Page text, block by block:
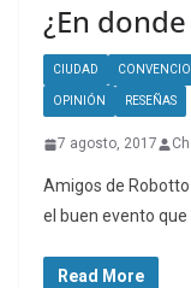
¿En
CIUDAD
OPINIÓN RESEÑAS
7 agosto, 2017
Amigos de
el buen evento
Read More